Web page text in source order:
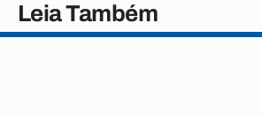
Leia Também